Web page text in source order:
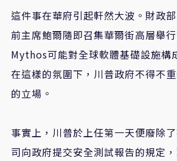
這件事在華府引起軒然大波。財政
前主席鮑爾隨即召集華爾街高層舉
Mythos可能對全球軟體基礎設施構
在這樣的氛圍下，川普政府不得不
的立場。
事實上，川普於上任第一天便廢除
司向政府提交安全測試報告的規定